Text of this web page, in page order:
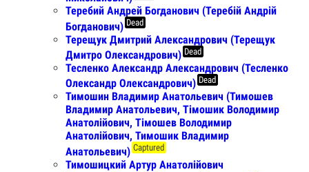
Теребий Андрей Богданович (Теребій Андрій
Богданович) Dead
Терещук Дмитрий Александрович (Терещук
Дмитро Олександрович) Dead
Тесленко Александр Александрович (Тесленко
Олександр Олександрович) Dead
Тимошин Владимир Анатольевич (Тимошев
Владимир Анатольевич, Тімошик Володимир
Анатолійович, Тімошев Володимир
Анатолійович, Тимошик Владимир
Анатольевич) Captured
Тимошицкий Артур Анатолійович